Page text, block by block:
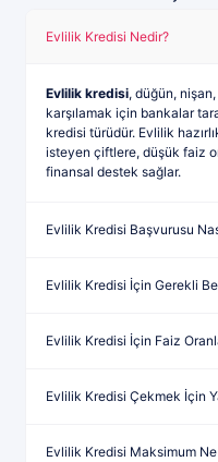
Evlilik Kredisi Nedir?
Evlilik kredisi, düğün, nişan,
karşılamak için bankalar
kredisi türüdür. Evlilik
isteyen çiftlere, düşük faiz
finansal destek sağlar.
Evlilik Kredisi Başvurusu
Evlilik Kredisi İçin Gerekli
Evlilik Kredisi İçin Faiz
Evlilik Kredisi Çekmek İçin
Evlilik Kredisi Maksimum